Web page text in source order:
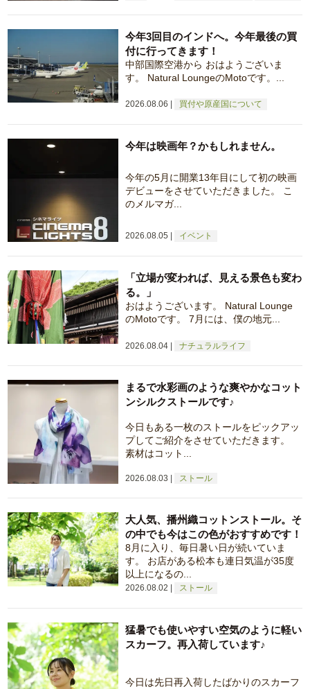
今年3回目のインドへ。今年最後の買
付に行ってきます！
2026.08.06 買付や原産国について
中部国際空港から おはようございま
す。 Natural LoungeのMotoです。...
今年は映画年？かもしれません。
2026.08.05 イベント
今年の5月に開業13年目にして初の映画
デビューをさせていただきました。 こ
のメルマガ...
「立場が変われば、見える景色も変わ
る。」
2026.08.04 ナチュラルライフ
おはようございます。 Natural Lounge
のMotoです。 7月には、僕の地元...
まるで水彩画のような爽やかなコット
ンシルクストールです♪
2026.08.03 ストール
今日もある一枚のストールをピックアッ
プしてご紹介をさせていただきます。
素材はコット...
大人気、播州織コットンストール。そ
の中でも今はこの色がおすすめです！
2026.08.02 ストール
8月に入り、毎日暑い日が続いていま
す。 お店がある松本も連日気温が35度
以上になるの...
猛暑でも使いやすい空気のように軽い
スカーフ。再入荷しています♪
今日は先日再入荷したばかりのスカーフ